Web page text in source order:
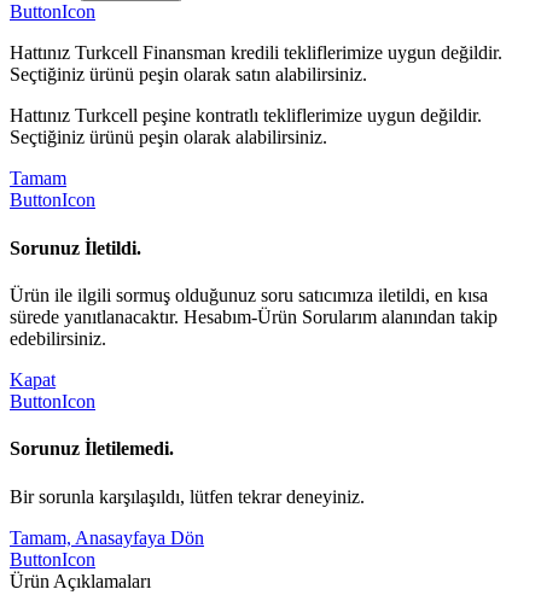
ButtonIcon
Hattınız Turkcell Finansman kredili tekliflerimize uygun değildir.
Seçtiğiniz ürünü peşin olarak satın alabilirsiniz.
Hattınız Turkcell peşine kontratlı tekliflerimize uygun değildir.
Seçtiğiniz ürünü peşin olarak alabilirsiniz.
Tamam
ButtonIcon
Sorunuz İletildi.
Ürün ile ilgili sormuş olduğunuz soru satıcımıza iletildi, en kısa
sürede yanıtlanacaktır. Hesabım-Ürün Sorularım alanından takip
edebilirsiniz.
Kapat
ButtonIcon
Sorunuz İletilemedi.
Bir sorunla karşılaşıldı, lütfen tekrar deneyiniz.
Tamam, Anasayfaya Dön
ButtonIcon
Ürün Açıklamaları